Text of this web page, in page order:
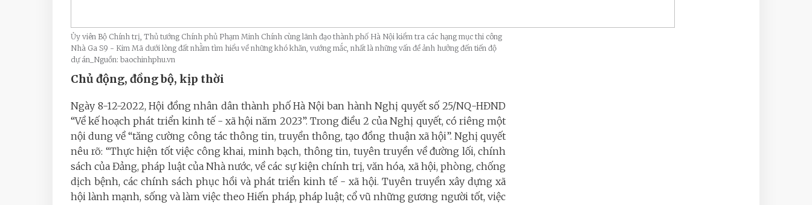
Ủy viên Bộ Chính trị, Thủ tướng Chính phủ Phạm Minh Chính cùng lãnh đạo thành phố Hà Nội kiểm tra các hạng mục thi công
Nhà Ga S9 - Kim Mã dưới lòng đất nhằm tìm hiểu về những khó khăn, vướng mắc, nhất là những vấn đề ảnh hưởng đến tiến độ
dự án_Nguồn: baochinhphu.vn
Chủ động, đồng bộ, kịp thời
Ngày 8-12-2022, Hội đồng nhân dân thành phố Hà Nội ban hành Nghị quyết số 25/NQ-HĐND
“Về kế hoạch phát triển kinh tế - xã hội năm 2023”. Trong điều 2 của Nghị quyết, có riêng một
nội dung về “tăng cường công tác thông tin, truyền thông, tạo đồng thuận xã hội”. Nghị quyết
nêu rõ: “Thực hiện tốt việc công khai, minh bạch, thông tin, tuyên truyền về đường lối, chính
sách của Đảng, pháp luật của Nhà nước, về các sự kiện chính trị, văn hóa, xã hội, phòng, chống
dịch bệnh, các chính sách phục hồi và phát triển kinh tế - xã hội. Tuyên truyền xây dựng xã
hội lành mạnh, sống và làm việc theo Hiến pháp, pháp luật; cổ vũ những gương người tốt, việc